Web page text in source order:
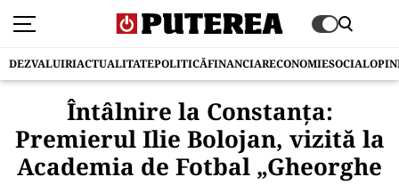
DEZVALUIRIACTUALITATEPOLITICĂFINANCIARECONOMIESOCIAL
Întâlnire la Constanța:
Premierul Ilie Bolojan, vizită la
Academia de Fotbal „Gheorghe